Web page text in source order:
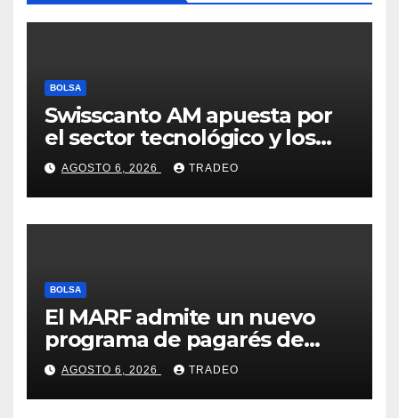
BOLSA
Swisscanto AM apuesta por
el sector tecnológico y los
valores cíclicos para ganar en
bolsa
AGOSTO 6, 2026 TRADEO
BOLSA
El MARF admite un nuevo
programa de pagarés de
Seresco por 20 millones de
euros
AGOSTO 6, 2026 TRADEO